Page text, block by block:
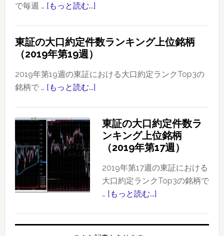
で毎週 … [もっと読む...]
の
口
件
数
ラ
グ
位
銘
東証の大口約定件数ランキング上位銘柄
（2019年第19週）
2019年第19週の東証における大口約定ランクTop3の
銘柄で … [もっと読む...]
の
大
約
定
ラ
東証の大口約定件数ラ
ンキング上位銘柄
（2019年第17週）
2019年第17週の東証における
大口約定ランクTop3の銘柄で
… [もっと読む...]